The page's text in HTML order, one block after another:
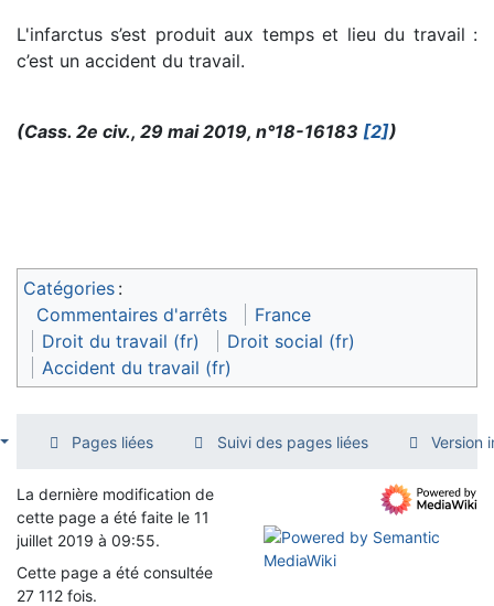
L'infarctus s’est produit aux temps et lieu du travail :
c’est un accident du travail.
(Cass. 2e civ., 29 mai 2019, n°18-16183 [2])
Catégories :
Commentaires d'arrêts
France
Droit du travail (fr)
Droit social (fr)
Accident du travail (fr)
Pages liées Suivi des pages liées Version
La dernière modification de
cette page a été faite le 11
juillet 2019 à 09:55.
Cette page a été consultée
27 112 fois.